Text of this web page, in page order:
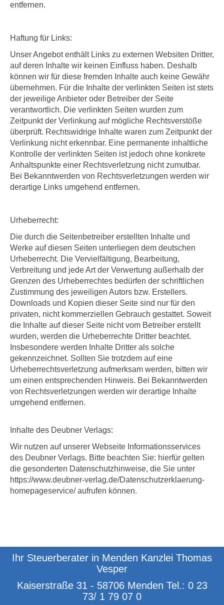
entfernen.
Haftung für Links:
Unser Angebot enthält Links zu externen Websiten Dritter,
auf deren Inhalte wir keinen Einfluss haben. Deshalb
können wir für diese fremden Inhalte auch keine Gewähr
übernehmen. Für die Inhalte der verlinkten Seiten ist stets
der jeweilige Anbieter oder Betreiber der Seite
verantwortlich. Die verlinkten Seiten wurden zum
Zeitpunkt der Verlinkung auf mögliche Rechtsverstöße
überprüft. Rechtswidrige Inhalte waren zum Zeitpunkt der
Verlinkung nicht erkennbar. Eine permanente inhaltliche
Kontrolle der verlinkten Seiten ist jedoch ohne konkrete
Anhaltspunkte einer Rechtsverletzung nicht zumutbar.
Bei Bekanntwerden von Rechtsverletzungen werden wir
derartige Links umgehend entfernen.
Urheberrecht:
Die durch die Seitenbetreiber erstellten Inhalte und
Werke auf diesen Seiten unterliegen dem deutschen
Urheberrecht. Die Vervielfältigung, Bearbeitung,
Verbreitung und jede Art der Verwertung außerhalb der
Grenzen des Urheberrechtes bedürfen der schriftlichen
Zustimmung des jeweiligen Autors bzw. Erstellers.
Downloads und Kopien dieser Seite sind nur für den
privaten, nicht kommerziellen Gebrauch gestattet. Soweit
die Inhalte auf dieser Seite nicht vom Betreiber erstellt
wurden, werden die Urheberrechte Dritter beachtet.
Insbesondere werden Inhalte Dritter als solche
gekennzeichnet. Sollten Sie trotzdem auf eine
Urheberrechtsverletzung aufmerksam werden, bitten wir
um einen entsprechenden Hinweis. Bei Bekanntwerden
von Rechtsverletzungen werden wir derartige Inhalte
umgehend entfernen.
Inhalte des Deubner Verlags:
Wir nutzen auf unserer Webseite Informationsservices
des Deubner Verlags. Bitte beachten Sie: hierfür gelten
die gesonderten Datenschutzhinweise, die Sie unter
https://www.deubner-verlag.de/Datenschutzerklaerung-
homepageservice/ aufrufen können.
Ihr Steuerberater in Menden Kanzlei Thomas
Vesper
Kaiserstraße 31 - 58706 Menden Tel.: 0 23
73/ 1 79 07 0